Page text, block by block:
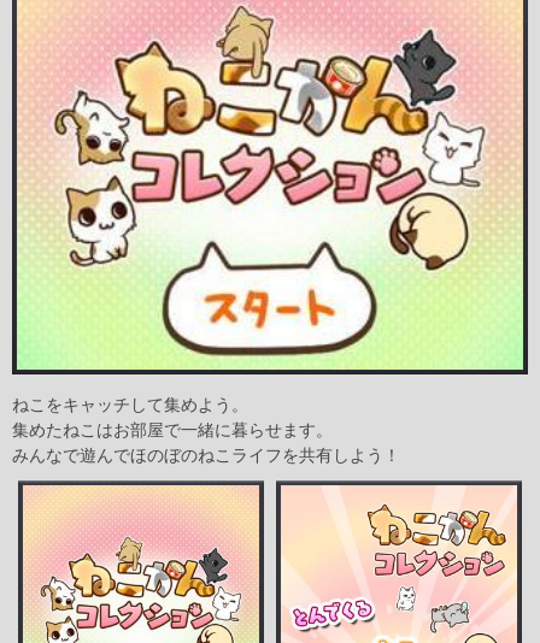
ねこをキャッチして集めよう。
集めたねこはお部屋で一緒に暮らせます。
みんなで遊んでほのぼのねこライフを共有しよう！